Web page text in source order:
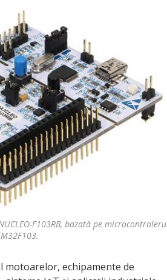
F103RB, bazată pe
motoarelor, echipamente de